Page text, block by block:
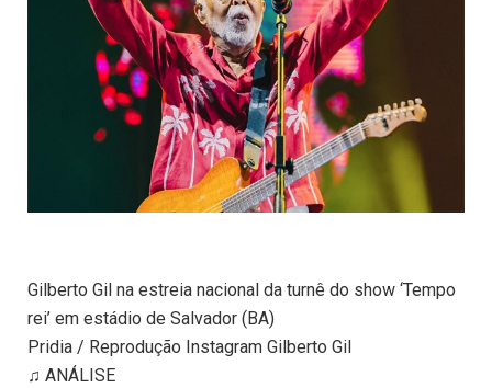
Gilberto Gil na estreia nacional da turnê do show ‘Tempo
rei’ em estádio de Salvador (BA)
Pridia / Reprodução Instagram Gilberto Gil
♫ ANÁLISE